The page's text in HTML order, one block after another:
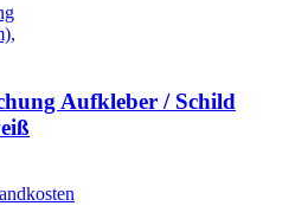
Aufkleber / Schild